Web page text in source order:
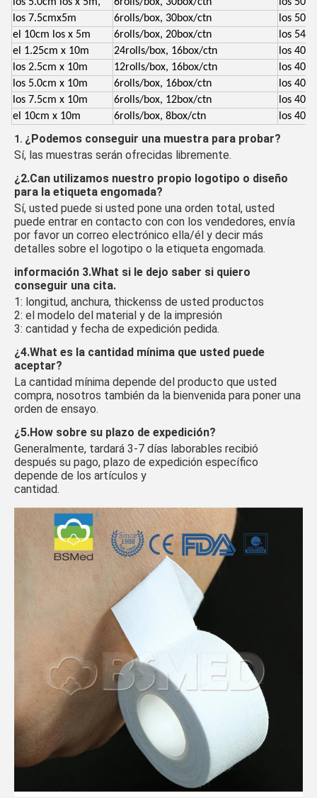
los 7.5cmx5m
6rolls/box, 30box/ctn
los
el 10cm los x 5m
6rolls/box, 20box/ctn
los
el 1.25cm x 10m
24rolls/box, 16box/ctn
los
los 2.5cm x 10m
12rolls/box, 16box/ctn
los
los 5.0cm x 10m
6rolls/box, 16box/ctn
los
los 7.5cm x 10m
6rolls/box, 12box/ctn
los
el 10cm x 10m
6rolls/box, 8box/ctn
los
1. ¿Podemos conseguir una muestra para probar?
Sí, las muestras serán ofrecidas libremente.
¿2.Can utilizamos nuestro propio logotipo o diseño
para la etiqueta engomada?
Sí, usted puede si usted pone una orden total, usted
puede entrar en contacto con con los vendedores, envía
por favor un correo electrónico ella/él y decir más
detalles sobre el logotipo o la etiqueta engomada.
información 3.What si le dejo saber si quiero
conseguir una cita.
1: longitud, anchura, thickenss de usted productos
2: el modelo del material y de la impresión
3: cantidad y fecha de expedición pedida.
¿4.What es la cantidad mínima que usted puede
aceptar?
La cantidad mínima depende del producto que usted
compra, nosotros también da la bienvenida para poner una
orden de ensayo.
¿5.How sobre su plazo de expedición?
Generalmente, tardará 3-7 días laborables recibió
después su pago, plazo de expedición específico
depende de los artículos y
cantidad.